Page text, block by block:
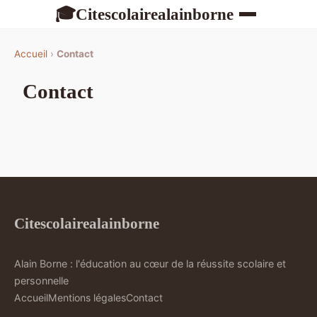
🎓Citescolairealainborne
Accueil › Contact
Contact
Citescolairealainborne
Alain Borne : l'éducation au cœur de la réussite scolaire et
personnelle
AccueilMentions légalesContact